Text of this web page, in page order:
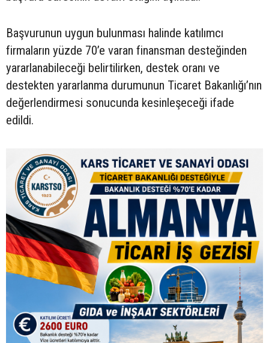
Başvurunun uygun bulunması halinde katılımcı
firmaların yüzde 70’e varan finansman desteğinden
yararlanabileceği belirtilirken, destek oranı ve
destekten yararlanma durumunun Ticaret Bakanlığı’nın
değerlendirmesi sonucunda kesinleşeceği ifade
edildi.